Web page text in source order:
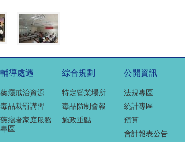
輔導處遇
藥癮戒治資源
毒品裁罰講習
藥癮者家庭服務
專區
綜合規劃
特定營業場所
毒品防制會報
施政重點
公開資訊
法規專區
統計專區
預算
會計報表公告